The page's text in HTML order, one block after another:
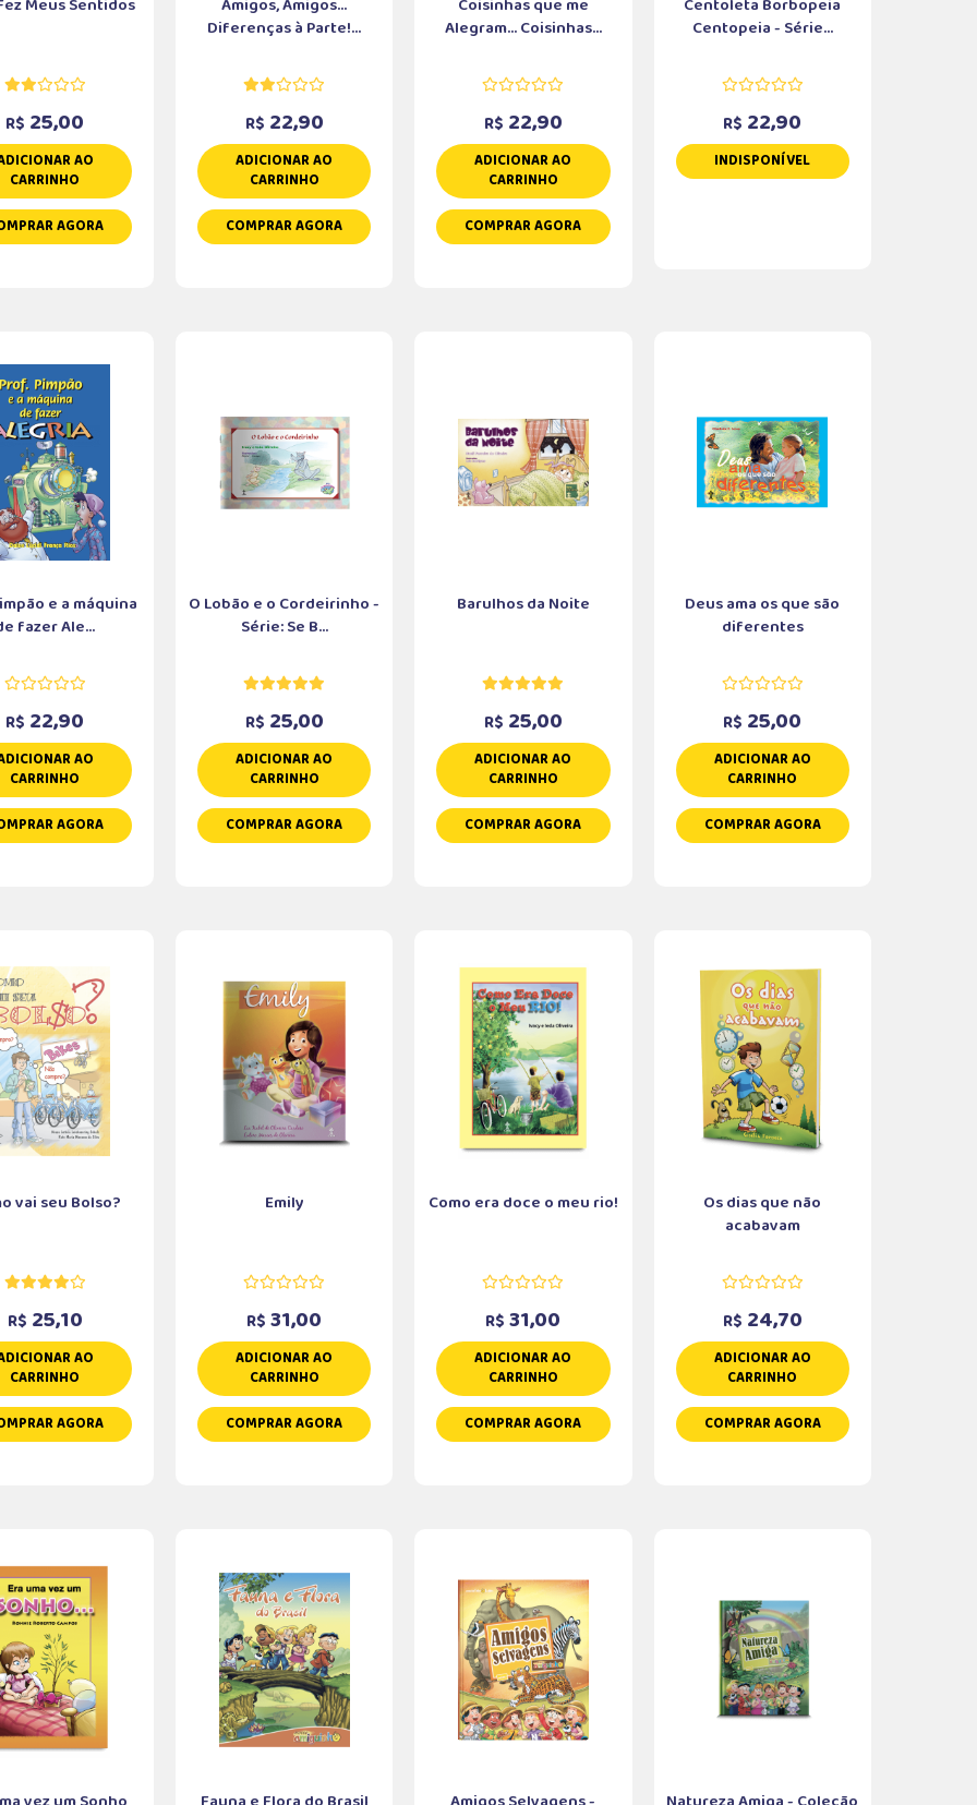
Meus Sentidos
R$ 25,00
AO
CARRINHO
AGORA
Amigos, Amigos...
Diferenças à Parte!...
R$ 22,90
ADICIONAR AO
CARRINHO
COMPRAR AGORA
Coisinhas que me
Alegram... Coisinhas...
R$ 22,90
ADICIONAR AO
CARRINHO
COMPRAR AGORA
Centoleta Borbopeia
Centopeia - Série...
R$ 22,90
INDISPONÍVEL
e a máquina
fazer Ale...
R$ 22,90
AO
CARRINHO
AGORA
O Lobão e o Cordeirinho -
Série: Se B...
R$ 25,00
ADICIONAR AO
CARRINHO
COMPRAR AGORA
Barulhos da Noite
R$ 25,00
ADICIONAR AO
CARRINHO
COMPRAR AGORA
Deus ama os que são
diferentes
R$ 25,00
ADICIONAR AO
CARRINHO
COMPRAR AGORA
vai seu Bolso?
R$ 25,10
AO
CARRINHO
AGORA
Emily
R$ 31,00
ADICIONAR AO
CARRINHO
COMPRAR AGORA
Como era doce o meu rio!
R$ 31,00
ADICIONAR AO
CARRINHO
COMPRAR AGORA
Os dias que não
acabavam
R$ 24,70
ADICIONAR AO
CARRINHO
COMPRAR AGORA